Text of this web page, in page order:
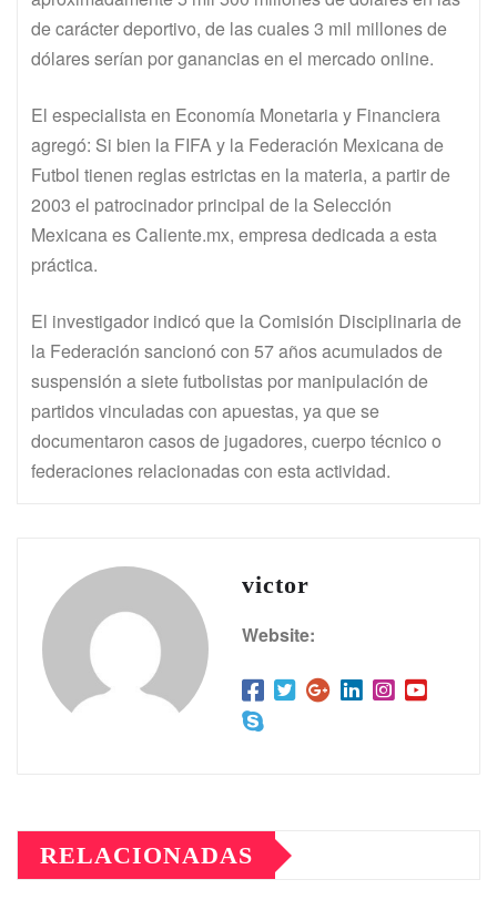
de carácter deportivo, de las cuales 3 mil millones de
dólares serían por ganancias en el mercado online.
El especialista en Economía Monetaria y Financiera
agregó: Si bien la FIFA y la Federación Mexicana de
Futbol tienen reglas estrictas en la materia, a partir de
2003 el patrocinador principal de la Selección
Mexicana es Caliente.mx, empresa dedicada a esta
práctica.
El investigador indicó que la Comisión Disciplinaria de
la Federación sancionó con 57 años acumulados de
suspensión a siete futbolistas por manipulación de
partidos vinculadas con apuestas, ya que se
documentaron casos de jugadores, cuerpo técnico o
federaciones relacionadas con esta actividad.
victor
Website:
RELACIONADAS